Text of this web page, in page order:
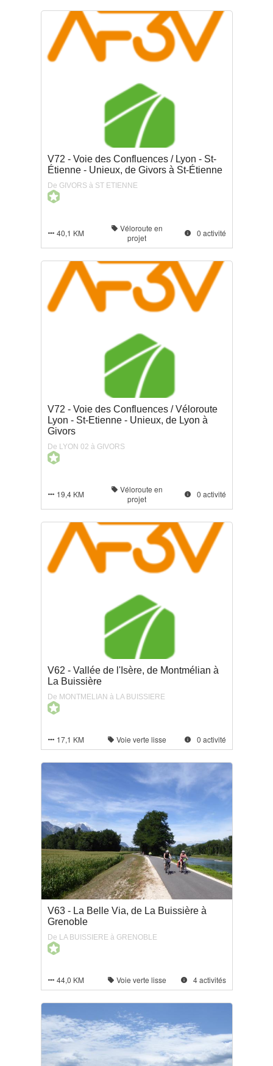
V72 - Voie des Confluences / Lyon - St-
Étienne - Unieux, de Givors à St-Étienne
De GIVORS à ST ETIENNE
 40,1 KM  Véloroute en
projet
 0 activité
V72 - Voie des Confluences / Véloroute
Lyon - St-Etienne - Unieux, de Lyon à
Givors
De LYON 02 à GIVORS
 19,4 KM  Véloroute en
projet
 0 activité
V62 - Vallée de l'Isère, de Montmélian à
La Buissière
De MONTMELIAN à LA BUISSIERE
 17,1 KM  Voie verte lisse  0 activité
V63 - La Belle Via, de La Buissière à
Grenoble
De LA BUISSIERE à GRENOBLE
 44,0 KM  Voie verte lisse  4 activités